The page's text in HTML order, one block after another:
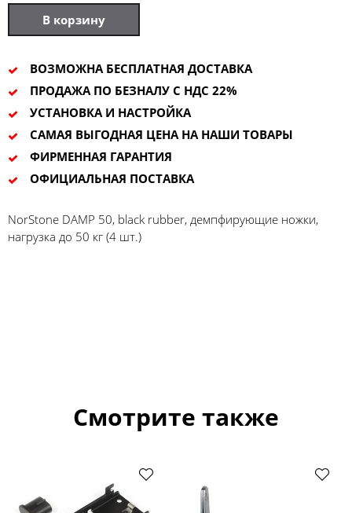
В корзину
ВОЗМОЖНА БЕСПЛАТНАЯ ДОСТАВКА
ПРОДАЖА ПО БЕЗНАЛУ С НДС 22%
УСТАНОВКА И НАСТРОЙКА
САМАЯ ВЫГОДНАЯ ЦЕНА НА НАШИ ТОВАРЫ
ФИРМЕННАЯ ГАРАНТИЯ
ОФИЦИАЛЬНАЯ ПОСТАВКА
NorStone DAMP 50, black rubber, демпфирующие ножки,
нагрузка до 50 кг (4 шт.)
Смотрите также